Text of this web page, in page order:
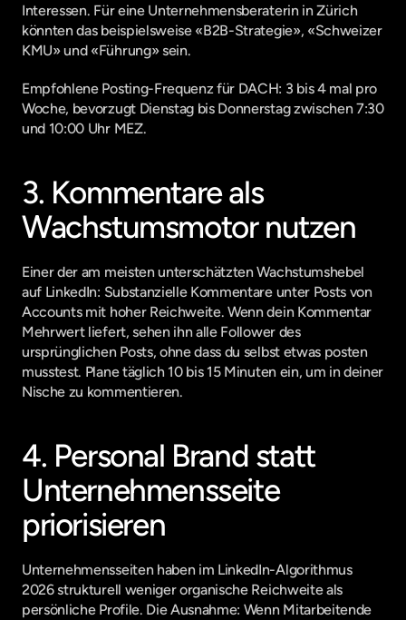
Interessen. Für eine Unternehmensberaterin in Zürich
könnten das beispielsweise «B2B-Strategie», «Schweizer
KMU» und «Führung» sein.
Empfohlene Posting-Frequenz für DACH: 3 bis 4 mal pro
Woche, bevorzugt Dienstag bis Donnerstag zwischen 7:30
und 10:00 Uhr MEZ.
3. Kommentare als
Wachstumsmotor nutzen
Einer der am meisten unterschätzten Wachstumshebel
auf LinkedIn: Substanzielle Kommentare unter Posts von
Accounts mit hoher Reichweite. Wenn dein Kommentar
Mehrwert liefert, sehen ihn alle Follower des
ursprünglichen Posts, ohne dass du selbst etwas posten
musstest. Plane täglich 10 bis 15 Minuten ein, um in deiner
Nische zu kommentieren.
4. Personal Brand statt
Unternehmensseite
priorisieren
Unternehmensseiten haben im LinkedIn-Algorithmus
2026 strukturell weniger organische Reichweite als
persönliche Profile. Die Ausnahme: Wenn Mitarbeitende